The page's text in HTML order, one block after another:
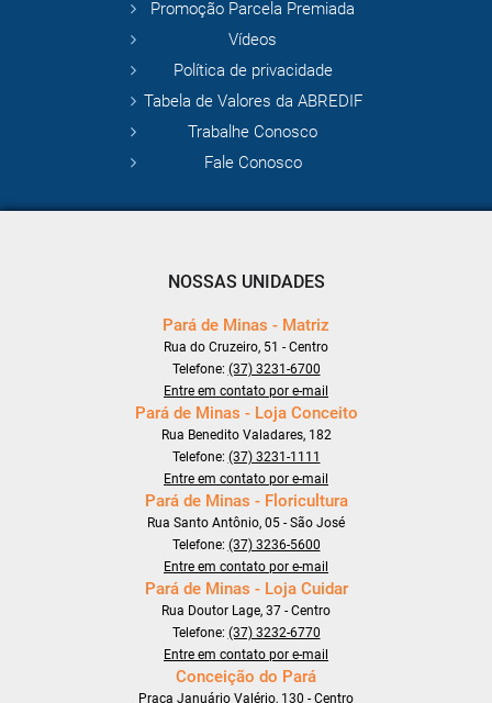
Promoção Parcela Premiada
Vídeos
Política de privacidade
Tabela de Valores da ABREDIF
Trabalhe Conosco
Fale Conosco
NOSSAS UNIDADES
Pará de Minas - Matriz
Rua do Cruzeiro, 51 - Centro
Telefone: (37) 3231-6700
Entre em contato por e-mail
Pará de Minas - Loja Conceito
Rua Benedito Valadares, 182
Telefone: (37) 3231-1111
Entre em contato por e-mail
Pará de Minas - Floricultura
Rua Santo Antônio, 05 - São José
Telefone: (37) 3236-5600
Entre em contato por e-mail
Pará de Minas - Loja Cuidar
Rua Doutor Lage, 37 - Centro
Telefone: (37) 3232-6770
Entre em contato por e-mail
Conceição do Pará
Praça Januário Valério, 130 - Centro